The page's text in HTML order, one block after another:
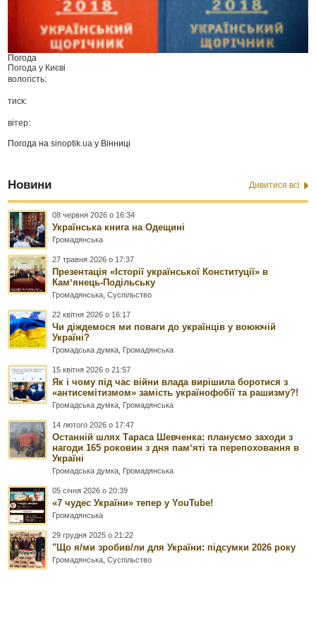
Погода
Погода у Києві
вологість:
тиск:
вітер:
Погода наsinoptik.ua у Вінниці
Новини Дивитися всі
08 червня 2026 о 16:34
Українська книга на Одещині
Громадянська
27 травня 2026 о 17:37
Презентація «Історії української Конституції» в
Камʼянець-Подільську
Громадянська ,Суспільство
22 квітня 2026 о 16:17
Чи діждемося ми поваги до українців у воюючій
Україні?
Громадська думка Громадянська
15 квітня 2026 о 21:57
Як і чому під час війни влада вирішила боротися з
«антисемітизмом» замість українофобії та рашизму?!
Громадська думка Громадянська
14 лютого 2026 о 17:47
Останній шлях Тараса Шевченка: плануємо заходи з
нагоди 165 роковин з дня памʼяті та перепоховання в
Україні
Громадська думка Громадянська
05 січня 2026 о 20:39
«7 чудес України» тепер у YouTube!
Громадянська
29 грудня 2025 о 21:22
"Що я/ми зробив/ли для України: підсумки 2026 року
Громадянська ,Суспільство